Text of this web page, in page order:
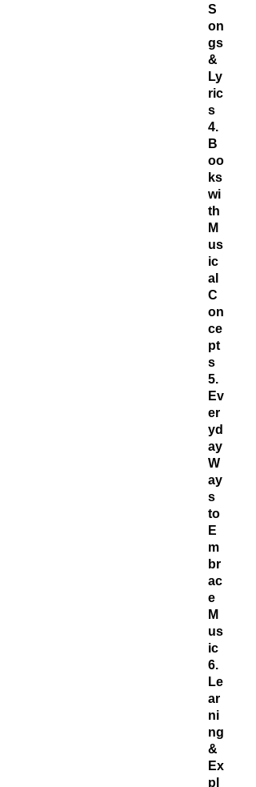
S
on
gs
&
Ly
ric
s
4.
B
oo
ks
wi
th
M
us
ic
al
C
on
ce
pt
s
5.
Ev
er
yd
ay
W
ay
s
to
E
m
br
ac
e
M
us
ic
6.
Le
ar
ni
ng
&
Ex
pl